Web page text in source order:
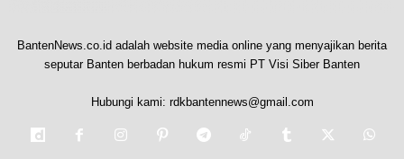
BantenNews.co.id adalah website media online yang menyajikan berita
seputar Banten berbadan hukum resmi PT Visi Siber Banten
Hubungi kami: rdkbantennews@gmail.com